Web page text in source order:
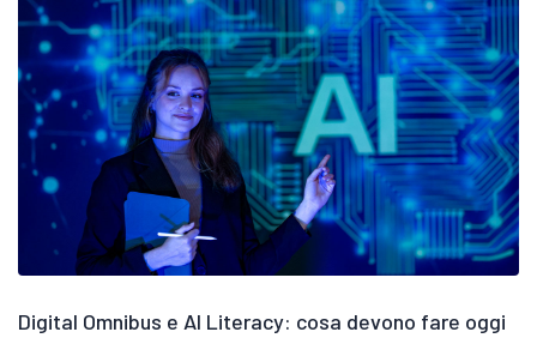
Digital Omnibus e AI Literacy: cosa devono fare oggi